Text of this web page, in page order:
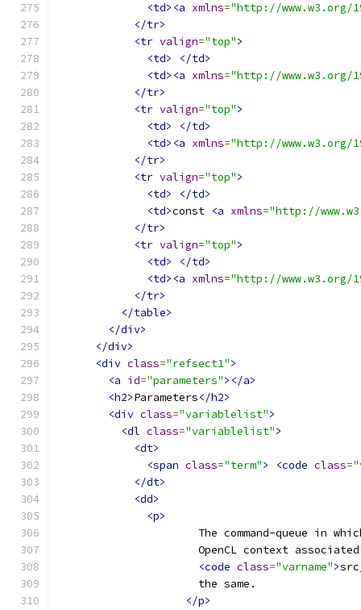
<td><a xmlns="http://www.w3.org/
</tr>
<tr valign="top">
<td>
</td>
<td><a xmlns="http://www.w3.org/
</tr>
<tr valign="top">
<td>
</td>
<td><a xmlns="http://www.w3.org/
</tr>
<tr valign="top">
<td>
</td>
<td>const <a xmlns="http://
</tr>
<tr valign="top">
<td>
</td>
<td><a xmlns="http://www.w3.org/
</tr>
</table>
</div>
</div>
<div class="refsect1">
<a id="parameters"></a>
<h2>Parameters</h2>
<div class="variablelist">
<dl class="variablelist">
<dt>
<span class="term"> <code class=
</dt>
<dd>
<p>
The command-queue in
OpenCL context
<code class="varname">
                      the same.
</p>